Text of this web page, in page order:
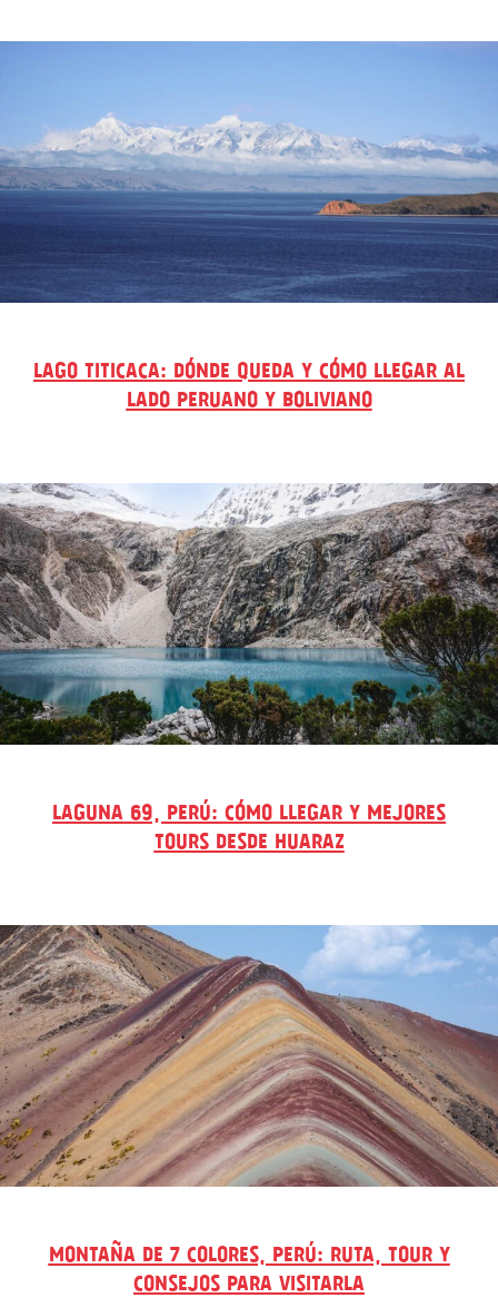
LAGO TITICACA: DÓNDE QUEDA Y CÓMO LLEGAR AL
LADO PERUANO Y BOLIVIANO
LAGUNA 69, PERÚ: CÓMO LLEGAR Y MEJORES
TOURS DESDE HUARAZ
MONTAÑA DE 7 COLORES, PERÚ: RUTA, TOUR Y
CONSEJOS PARA VISITARLA